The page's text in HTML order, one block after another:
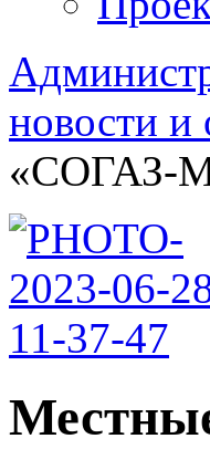
новости и
«СОГАЗ-